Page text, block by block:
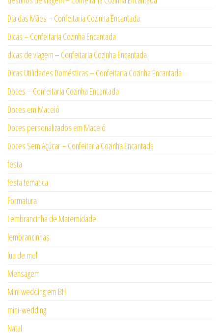
Dia das Mães – Confeitaria Cozinha Encantada
Dicas – Confeitaria Cozinha Encantada
dicas de viagem – Confeitaria Cozinha Encantada
Dicas Utilidades Domésticas – Confeitaria Cozinha Encantada
Doces – Confeitaria Cozinha Encantada
Doces em Maceió
Doces personalizados em Maceió
Doces Sem Açúcar – Confeitaria Cozinha Encantada
festa
festa tematica
Formatura
Lembrancinha de Maternidade
lembrancinhas
lua de mel
Mensagem
Mini wedding em BH
mini-wedding
Natal